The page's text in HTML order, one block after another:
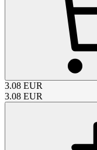
3.08 EUR
3.08 EUR